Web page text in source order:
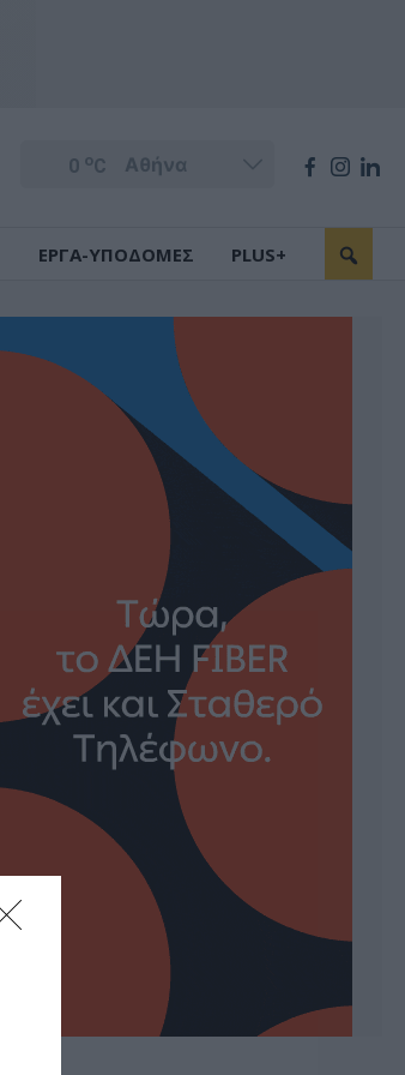
0 oC
ΕΡΓΑ-ΥΠΟΔΟΜΕΣ PLUS+